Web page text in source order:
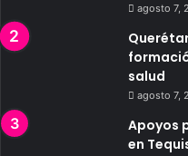
agosto 7,
salud
agosto 7,
Apoyos
en